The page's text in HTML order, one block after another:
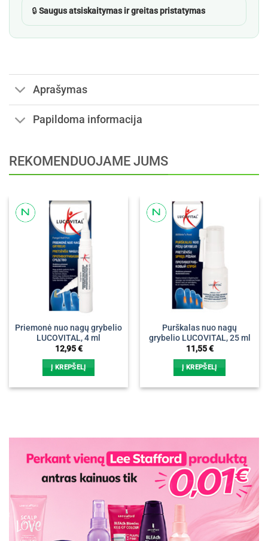
🔒Saugus atsiskaitymas ir greitas pristatymas
Aprašymas
Papildoma informacija
REKOMENDUOJAME JUMS
Priemonė nuo nagų grybelio
LUCOVITAL, 4 ml
12,95€
Į KREPŠELĮ
Purškalas nuo nagų
grybelio LUCOVITAL, 25 ml
11,55€
Į KREPŠELĮ